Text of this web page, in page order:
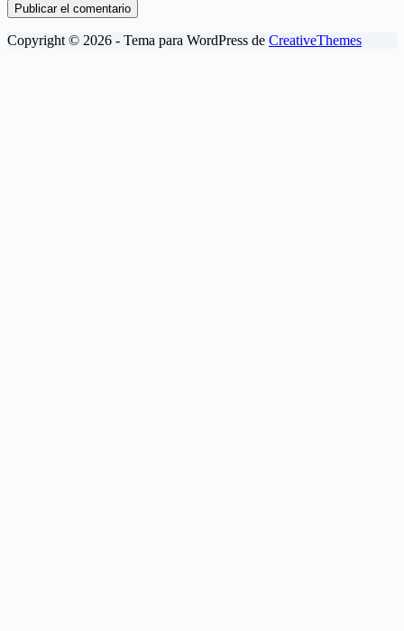
Publicar el comentario
Copyright © 2026 - Tema para WordPress de CreativeThemes